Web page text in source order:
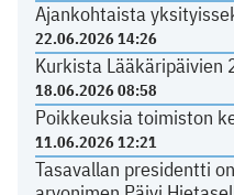
Ajankohtaista
22.06.2026 14:26
Kurkista Lääkäripäivien
18.06.2026 08:58
Poikkeuksia toimiston
11.06.2026 12:21
Tasavallan presidentti